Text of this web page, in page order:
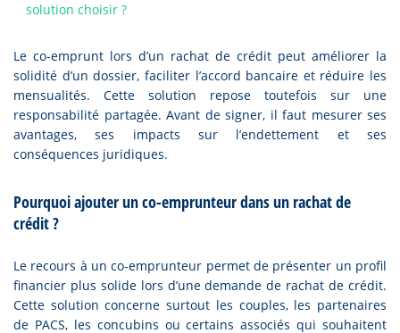
solution choisir ?
Le co-emprunt lors d’un rachat de crédit peut améliorer la
solidité d’un dossier, faciliter l’accord bancaire et réduire les
mensualités. Cette solution repose toutefois sur une
responsabilité partagée. Avant de signer, il faut mesurer ses
avantages, ses impacts sur l’endettement et ses
conséquences juridiques.
Pourquoi ajouter un co-emprunteur dans un rachat de
crédit ?
Le recours à un co-emprunteur permet de présenter un profil
financier plus solide lors d’une demande de rachat de crédit.
Cette solution concerne surtout les couples, les partenaires
de PACS, les concubins ou certains associés qui souhaitent